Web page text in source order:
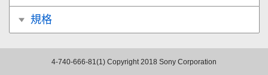
規格
4-740-666-81(1) Copyright 2018 Sony Corporation